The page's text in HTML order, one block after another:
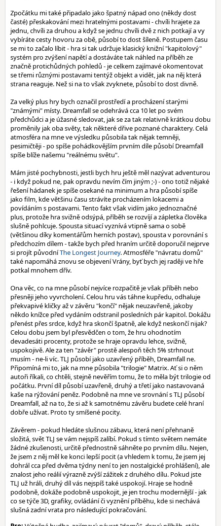
Zpočátku mi také připadalo jako špatný nápad ono (někdy dost
časté) přeskakování mezi hratelnými postavami - chvíli hrajete za
jednu, chvíli za druhou a když se jednu chvíli dvě z nich potkají a vy
vybíráte cesty hovoru za obě, působí to dost šíleně. Postupem času
se mi to začalo líbit - hra si tak udržuje klasický knižní "kapitolový"
systém pro zvýšení napětí a dostáváte tak náhled na příběh ze
značně protichůdných pohledů - je celkem zajímavé okomentovat
se třemi různými postavami tentýž objekt a vidět, jak na něj která
strana reaguje. Než si na to však zvyknete, působí to dost divně.
Za velký plus hry bych označil prostředí a procházení starými
"známými" místy. Dreamfall se odehrává cca 10 let po svém
předchůdci a je úžasné sledovat, jak se za tak relativně krátkou dobu
proměnily jak oba světy, tak některé dřive poznané charaktery. Celá
atmosféra na mne ve výsledku působila tak nějak temněji,
pesimičtěji - po spíše pohádkovějším prvním díle působí Dreamfall
spíše blíže našemu "reálnému světu".
Mám jisté pochybnosti, jestli bych hru ještě měl nazývat adventurou
- i když pokud ne, pak opravdu nevím čím jiným ;-) - ono totiž nějaké
řešení hádanek je spíše osekané na minimum a hra působí spíše
jako film, kde většinu času strávíte procházením lokacemi a
povídáním s postavami. Tento fakt však vidím jako jednoznačné
plus, protože hra svižně odsýpá, příběh se rozvíjí a zápletka člověka
slušně pohlcuje. Spousta situací vyznívá vtipně sama o sobě
(většinou díky komentářům herních postav), spousta v porovnání s
předchozím dílem - takže bych před hraním určitě doporučil nejprve
si projít původníThe Longest Journey. Atmosféře "návratu domů"
také napomáhá znovu se objevení Vrány, byť bych jej raději ve hře
potkal mnohem dřív.
Ona věc, co na mne působí nejvíce rozpačitě je však příběh nebo
přesněji jeho vyvrcholení. Celou hru vás táhne kupředu, odhaluje
překvapivé kličky až v závěru "končí" nějak neuzavřeně, jakoby
někdo knížce před vydáním odstranil posledních pár kapitol. Dokážu
přenést přes srdce, když hra skončí špatně, ale když neskončí nijak?
Celou dobu jsem byl přesvědčen o tom, že hru ohodnotím
devadesáti procenty, protože se hraje opravdu lehce, svižně,
uspokojivě. Ale za ten "závěr" prostě alespoň těch 5% strhnout
musím - ne-li víc. TLJ působí jako uzavřený příběh, Dreamfall ne.
Připomíná mi to, jak na mne působila "trilogie" Matrix. Ať si o něm
autoři říkali, co chtěli, stejně nevěřím tomu, že to měla být trilogie od
počátku. První díl působí uzavřeně, druhý a třetí jako nastavovaná
kaše na rýžování peněz. Podobně na mne ve srovnání s TLJ působí
Dreamfall, až na to, že si až k samotnému závěru budete celé hraní
dobře užívat. Proto ty smíšené pocity.
Závěrem - pokud hledáte slušnou zábavu, která není přehnaně
složitá, svět TLJ se vám nejspíš zalíbí. Pokud s tímto světem nemáte
žádné zkušenosti, určitě přednostně sáhněte po prvním dílu. Nejen,
že jsem z něj měl ke konci lepší pocit (a vhledem k tomu, že jsem jej
dohrál cca před dvěma týdny není to jen nostalgické prohlášení), ale
znalost jeho reálií výrazně zvýší zážitek z druhého dílu. Pokud jste
TLJ už hráli, druhý díl vás nejspíš také uspokojí. Hraje se hodně
podobně, dokáže podobně uspokojit, je jen trochu modernější - jak
co se týče 3D, grafiky, ovládání či vyznění příběhu, kde si nechává
slušná zadní vrata pro následující pokračování.